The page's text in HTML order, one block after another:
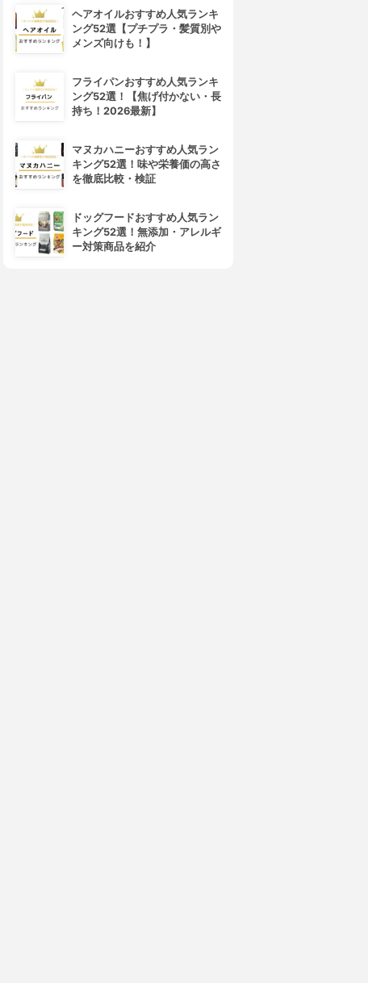
ヘアオイルおすすめ人気ランキ
ング52選【プチプラ・髪質別や
メンズ向けも！】
フライパンおすすめ人気ランキ
ング52選！【焦げ付かない・長
持ち！2026最新】
マヌカハニーおすすめ人気ラン
キング52選！味や栄養価の高さ
を徹底比較・検証
ドッグフードおすすめ人気ラン
キング52選！無添加・アレルギ
ー対策商品を紹介